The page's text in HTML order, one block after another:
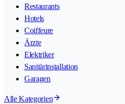
Restaurants
Hotels
Coiffeure
Ärzte
Elektriker
Sanitärinstallation
Garagen
Alle Kategorien